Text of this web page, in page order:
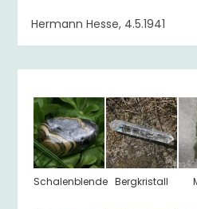
Hermann Hesse, 4.5.1941
Schalenblende Bergkristall